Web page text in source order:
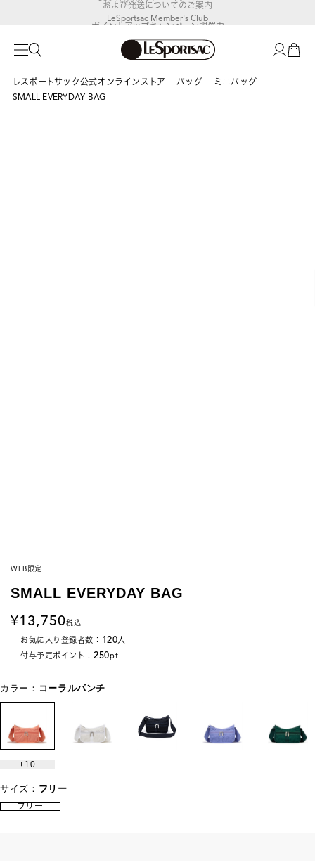
LeSportsac Member's Club
ポイントアップキャンペーン開催中
レスポートサック公式オンラインストア バッグ
ミニバッグ
SMALL EVERYDAY BAG
WEB限定
SMALL EVERYDAY BAG
13,750税込
お気に入り登録者数： 120人
付与予定ポイント： 250pt
カラー： コーラルパンチ
10
サイズ： フリー
フリー